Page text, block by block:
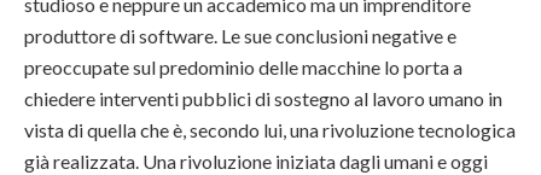
produttore di software. Le sue conclusioni negative e
preoccupate sul predominio delle macchine lo porta a
chiedere interventi pubblici di sostegno al lavoro umano in
vista di quella che è, secondo lui, una rivoluzione tecnologica
già realizzata. Una rivoluzione iniziata dagli umani e oggi